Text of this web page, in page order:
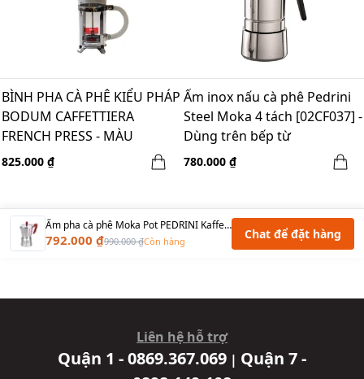
BÌNH PHA CÀ PHÊ KIỂU PHÁP
BODUM CAFFETTIERA
FRENCH PRESS - MÀU
SHADOW - 3 CUPS
825.000 ₫
Ấm inox nấu cà phê Pedrini
Steel Moka 4 tách [02CF037] -
Dùng trên bếp từ
780.000 ₫
Ấm pha cà phê Moka Pot PEDRINI Kaffettiera 6 Cups - Đỏ
792.000 ₫990.000 ₫Còn hàng Chat để đặt hàng
Liên hệ hỗ trợ
Quận 1 - 0869.367.069 | Quận 7 -